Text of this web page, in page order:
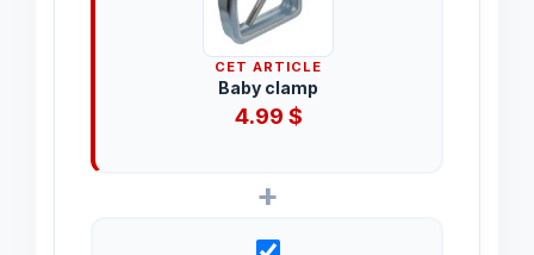
CET ARTICLE
Baby clamp
4.99 $
+